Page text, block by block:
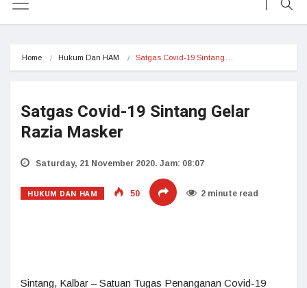
Home Hukum Dan HAM Satgas Covid-19 Sintang…
Satgas Covid-19 Sintang Gelar
Razia Masker
Saturday, 21 November 2020. Jam: 08:07
HUKUM DAN HAM 50 2 minute read
Sintang, Kalbar – Satuan Tugas Penanganan Covid-19